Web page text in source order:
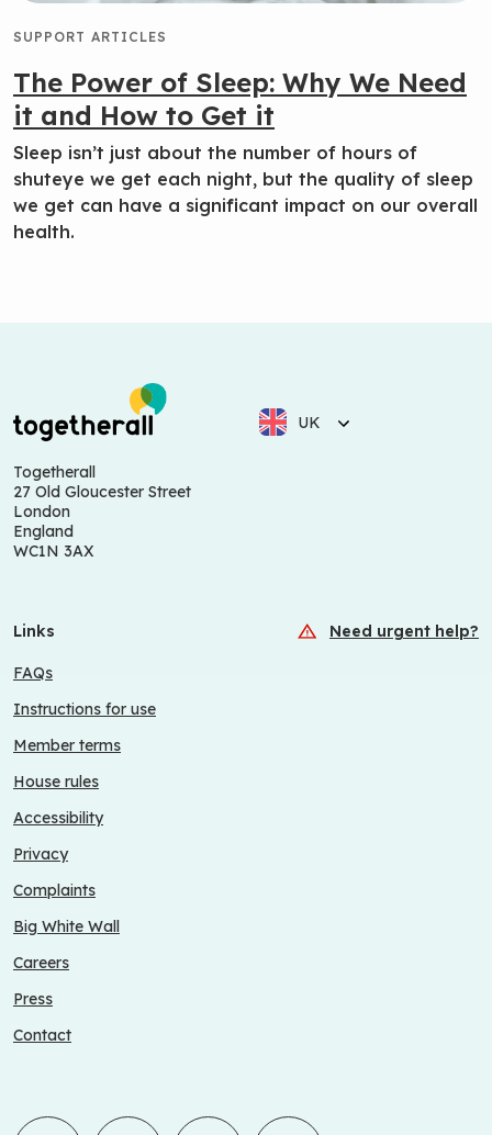
SUPPORT ARTICLES
The Power of Sleep: Why We Need
it and How to Get it
Sleep isn’t just about the number of hours of
shuteye we get each night, but the quality of sleep
we get can have a significant impact on our overall
health.
UK
Togetherall
27 Old Gloucester Street
London
England
WC1N 3AX
Links Need urgent help?
FAQs
Instructions for use
Member terms
House rules
Accessibility
Privacy
Complaints
Big White Wall
Careers
Press
Contact